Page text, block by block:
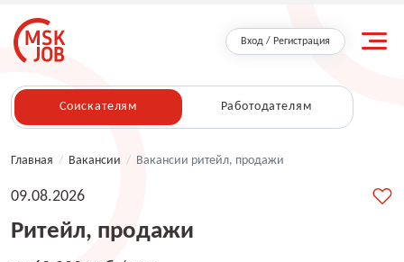
Вход / Регистрация
Соискателям Работодателям
Главная / Вакансии / Вакансии ритейл, продажи
Ритейл, продажи
09.08.2026